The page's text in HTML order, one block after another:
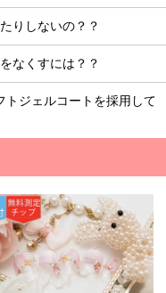
りしないの？？
なくすには？？
トジェルコートを採用して